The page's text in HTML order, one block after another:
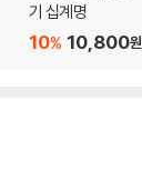
기 십계명
10,800원
10%